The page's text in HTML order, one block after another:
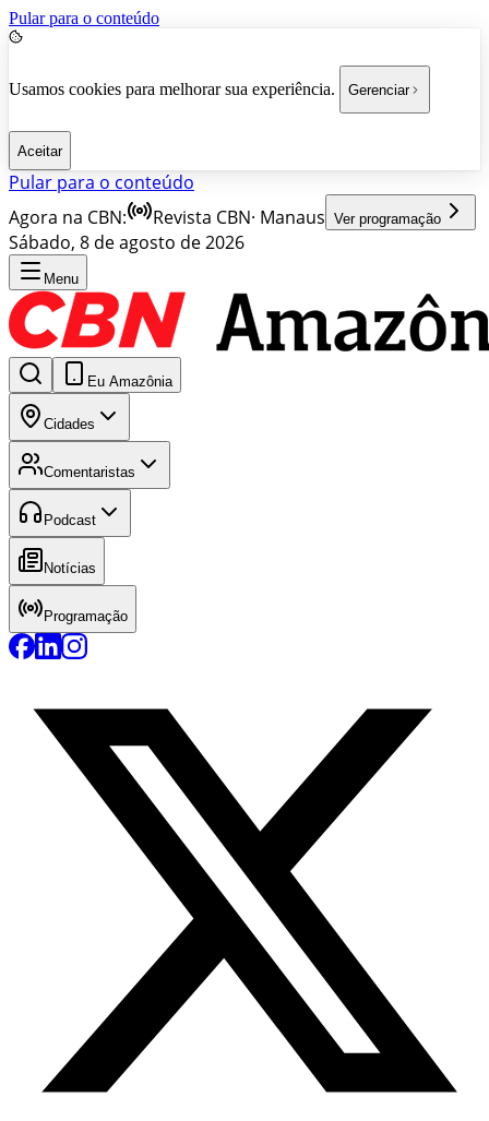
Pular para o conteúdo
Usamos cookies para melhorar sua experiência. Gerenciar
Aceitar
Pular para o conteúdo
Agora na CBN:
Revista CBN· Manaus Ver programação
Sábado, 8 de agosto de 2026
Menu
Eu Amazônia
Cidades
Comentaristas
Podcast
Notícias
Programação